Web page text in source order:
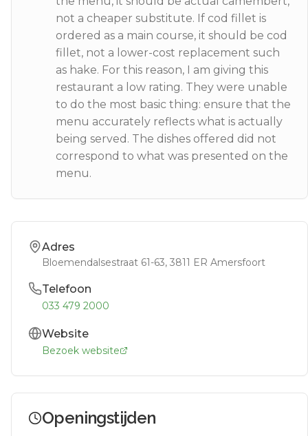
not a cheaper substitute. If cod fillet is
ordered as a main course, it should be cod
fillet, not a lower-cost replacement such
as hake. For this reason, I am giving this
restaurant a low rating. They were unable
to do the most basic thing: ensure that the
menu accurately reflects what is actually
being served. The dishes offered did not
correspond to what was presented on the
menu.
Adres
Bloemendalsestraat 61-63, 3811 ER Amersfoort
Telefoon
033 479 2000
Website
Bezoek website
Openingstijden